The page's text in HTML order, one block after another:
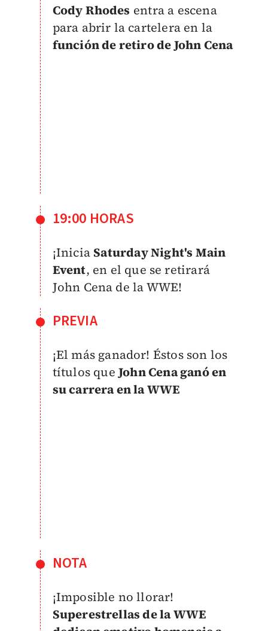
Cody Rhodes entra a escena
para abrir la cartelera en la
función de retiro de John Cena
19:00 HORAS
¡IniciaSaturday Night's Main
Event, en el que se retirará
John Cena de la WWE!
PREVIA
¡El más ganador! Éstos son los
títulos queJohn Cena ganó en
su carrera en la WWE
NOTA
¡Imposible no llorar!
Superestrellas de la WWE